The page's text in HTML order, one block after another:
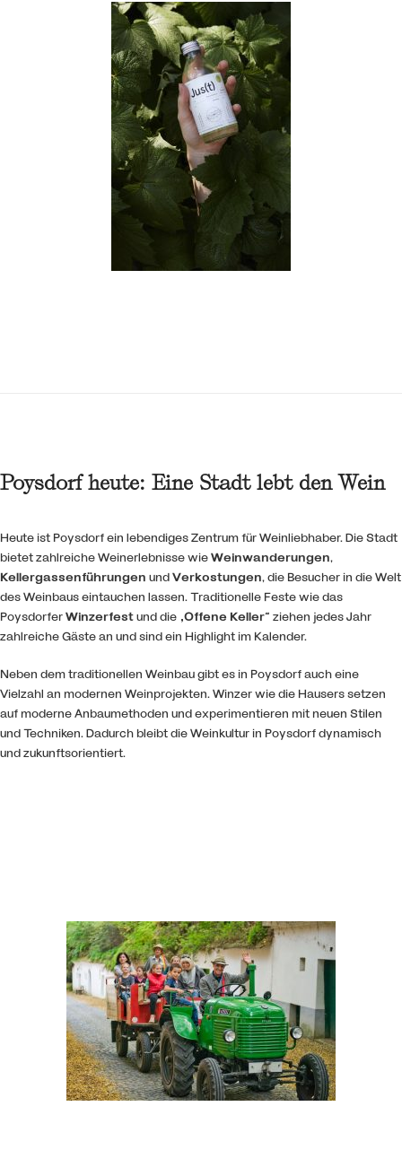
Poysdorf heute: Eine Stadt lebt den Wein
Heute ist Poysdorf ein lebendiges Zentrum für Weinliebhaber. Die Stadt
bietet zahlreiche Weinerlebnisse wieWeinwanderungen,
Kellergassenführungen undVerkostungen, die Besucher in die Welt
des Weinbaus eintauchen lassen. Traditionelle Feste wie das
PoysdorferWinzerfestund die „Offene Keller“ ziehen jedes Jahr
zahlreiche Gäste an und sind ein Highlight im Kalender.
Neben dem traditionellen Weinbau gibt es in Poysdorf auch eine
Vielzahl an modernen Weinprojekten. Winzer wie die Hausers setzen
auf moderne Anbaumethoden und experimentieren mit neuen Stilen
und Techniken. Dadurch bleibt die Weinkultur in Poysdorf dynamisch
und zukunftsorientiert.